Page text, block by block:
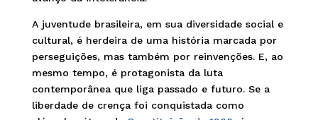
A juventude brasileira, em sua diversidade social e
cultural, é herdeira de uma história marcada por
perseguições, mas também por reinvenções. E, ao
mesmo tempo, é protagonista da luta
contemporânea que liga passado e futuro. Se a
liberdade de crença foi conquistada como